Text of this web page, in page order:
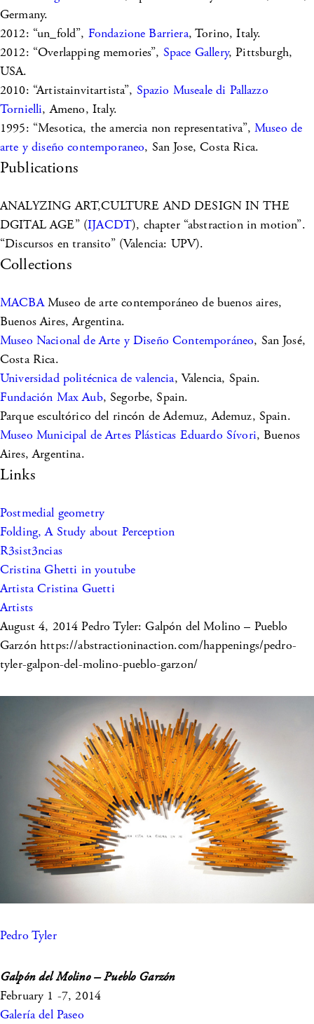
Germany.
2012: “un_fold”, Fondazione Barriera, Torino, Italy.
2012: “Overlapping memories”, Space Gallery, Pittsburgh,
USA.
2010: “Artistainvitartista”, Spazio Museale di Pallazzo
Tornielli, Ameno, Italy.
1995: “Mesotica, the amercia non representativa”,Museo de
arte y diseño contemporaneo, San Jose, Costa Rica.
Publications
ANALYZING ART,CULTURE AND DESIGN IN THE
DGITAL AGE” (IJACDT), chapter “abstraction in motion”.
“Discursos en transito” (Valencia: UPV).
Collections
MACBAMuseo de arte contemporáneo de buenos aires,
Buenos Aires, Argentina.
Museo Nacional de Arte y Diseño Contemporáneo, San José,
Costa Rica.
Universidad politécnica de valencia, Valencia, Spain.
Fundación Max Aub, Segorbe, Spain.
Parque escultórico del rincón de Ademuz, Ademuz, Spain.
Museo Municipal de Artes Plásticas Eduardo Sívori, Buenos
Aires, Argentina.
Links
Postmedial geometry
Folding, A Study about Perception
R3sist3ncias
Cristina Ghetti in youtube
Artista Cristina Guetti
Artists
August 4, 2014Pedro Tyler: Galpón del Molino – Pueblo
Garzón https://abstractioninaction.com/happenings/pedro-
tyler-galpon-del-molino-pueblo-garzon/
Pedro Tyler
Galpón del Molino – Pueblo Garzón
February 1 -7, 2014
Galería del Paseo